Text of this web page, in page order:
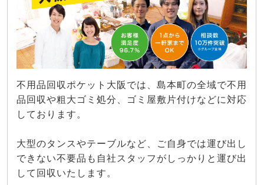
不用品回収ポケット大阪では、島本町の全域で不用
品回収や粗大ゴミ処分、ゴミ屋敷片付けなどに対応
しております。
大型のタンスやテーブルなど、ご自身では運び出し
できない不要品も自社スタッフがしっかりと運び出
して回収いたします。